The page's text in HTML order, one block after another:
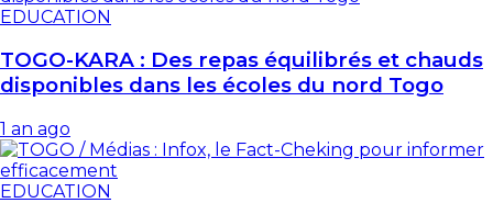
EDUCATION
TOGO-KARA : Des repas équilibrés et chauds
disponibles dans les écoles du nord Togo
1 an ago
EDUCATION